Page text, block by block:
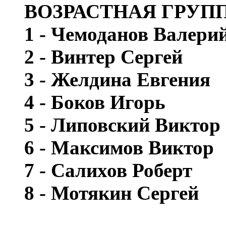
ВОЗРАСТНАЯ
1 - Чемоданов
2 - Винтер Сергей
3 - Желдина Евгения
4 - Боков Игорь
5 - Липовский Виктор
6 - Максимов Виктор
7 - Салихов Роберт
8 - Мотякин Сергей